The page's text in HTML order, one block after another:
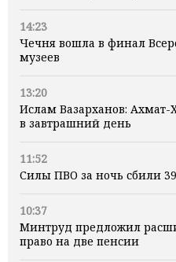
14:23
Чечня вошла в финал
музеев
13:20
Ислам Вазарханов:
в завтрашний день
11:52
Силы ПВО за ночь сбили
10:37
Минтруд предложил
право на две пенсии